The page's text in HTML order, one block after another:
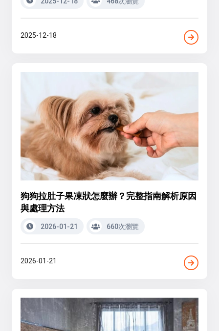
2025-12-18
狗狗拉肚子果凍狀怎麼辦？完整指南解析原因
與處理方法
2026-01-21 660次瀏覽
2026-01-21